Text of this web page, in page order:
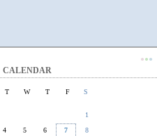
●●●
CALENDAR
T W T F S
1
4 5 6 7
8